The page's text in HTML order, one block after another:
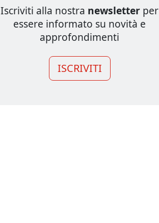
Iscriviti alla nostra newsletter per
essere informato su novità e
approfondimenti
ISCRIVITI